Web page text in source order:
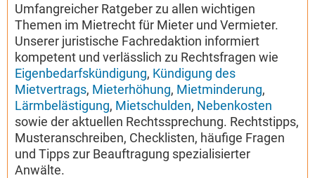
Umfangreicher Ratgeber zu allen wichtigen
Themen im Mietrecht für Mieter und Vermieter.
Unserer juristische Fachredaktion informiert
kompetent und verlässlich zu Rechtsfragen wie
Eigenbedarfskündigung, Kündigung des
Mietvertrags, Mieterhöhung, Mietminderung,
Lärmbelästigung, Mietschulden, Nebenkosten
sowie der aktuellen Rechtssprechung. Rechtstipps,
Musteranschreiben, Checklisten, häufige Fragen
und Tipps zur Beauftragung spezialisierter
Anwälte.